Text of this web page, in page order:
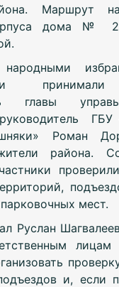
Маршрут
дома №
главы
Роман
района.
мест.
Руслан
и, если